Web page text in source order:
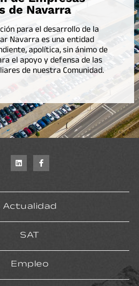
de Navarra
para el desarrollo de la
Navarra es una entidad
apolítica, sin ánimo de
el apoyo y defensa de las
de nuestra Comunidad.
Actualidad
SAT
Empleo